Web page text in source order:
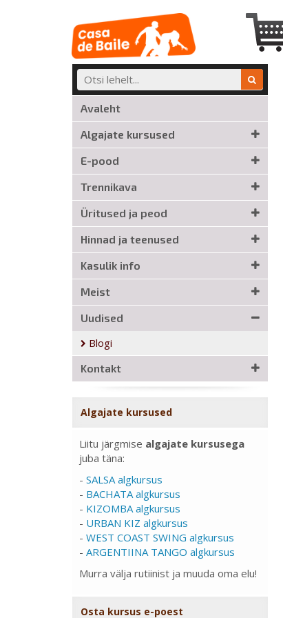
Avaleht
Algajate kursused
E-pood
Trennikava
Üritused ja peod
Hinnad ja teenused
Kasulik info
Meist
Uudised
Blogi
Kontakt
Algajate kursused
Liitu järgmise algajate kursusega
juba täna:
- SALSA algkursus
- BACHATA algkursus
- KIZOMBA algkursus
- URBAN KIZ algkursus
- WEST COAST SWING algkursus
- ARGENTIINA TANGO algkursus
Murra välja rutiinist ja muuda oma elu!
Osta kursus e-poest